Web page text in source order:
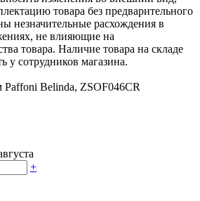
товара без предварительного
незначительные расхождения в
не влияющие на
товара. Наличие товара на складе
у сотрудников магазина.
Belinda, ZSOF046CR
+